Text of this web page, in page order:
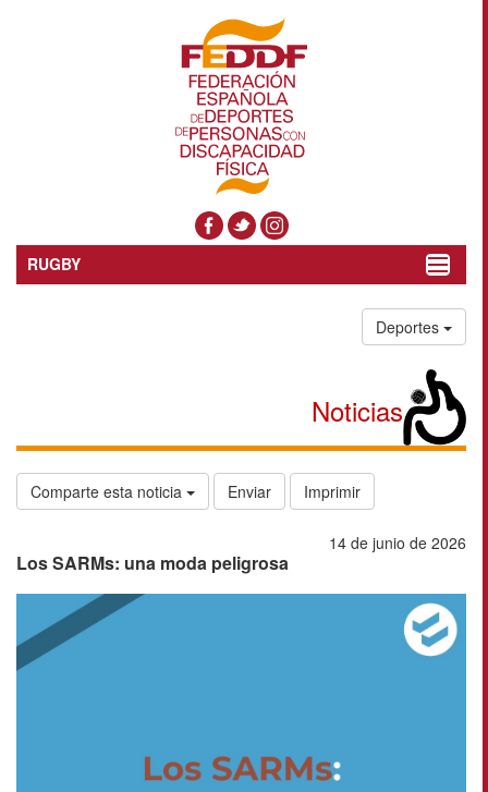
RUGBY
Toggle
Deportes
Noticias
Comparte esta noticia Enviar Imprimir
14 de junio de 2026
Los SARMs: una moda peligrosa